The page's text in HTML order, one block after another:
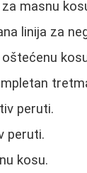
masnu
linija za
peruti.
peruti.
kosu.